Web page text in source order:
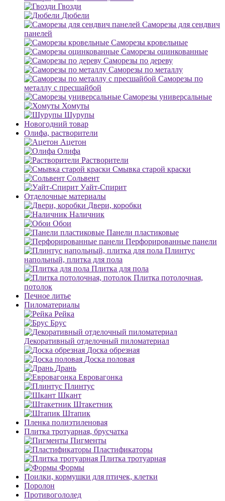
Гвозди
Дюбели
Саморезы для сендвич
панелей
Саморезы кровельные
Саморезы оцинкованные
Саморезы по дереву
Саморезы по металлу
Саморезы по
металлу с пресшайбой
Саморезы универсальные
Хомуты
Шурупы
Новогодний товар
Олифа, растворители
Ацетон
Олифа
Растворители
Смывка старой краски
Сольвент
Уайт-Спирит
Отделочные материалы
Двери, коробки
Наличник
Обои
Панели пластиковые
Перфорированные панели
Плинтус
напольный, плитка для пола
Плитка для пола
Плитка потолочная,
потолок
Печное литье
Пиломатериалы
Рейка
Брус
Декоративный отделочный пиломатериал
Доска обрезная
Доска половая
Дрань
Евровагонка
Плинтус
Шкант
Штакетник
Штапик
Пленка полиэтиленовая
Плитка тротуарная, брусчатка
Пигменты
Пластификаторы
Плитка тротуарная
Формы
Поилки, кормушки для птичек, клетки
Поролон
Противогололед